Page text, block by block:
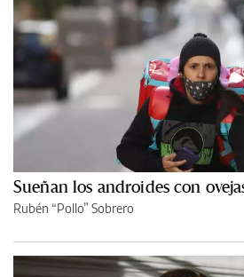
Sueñan los androides con
Rubén “Pollo” Sobrero